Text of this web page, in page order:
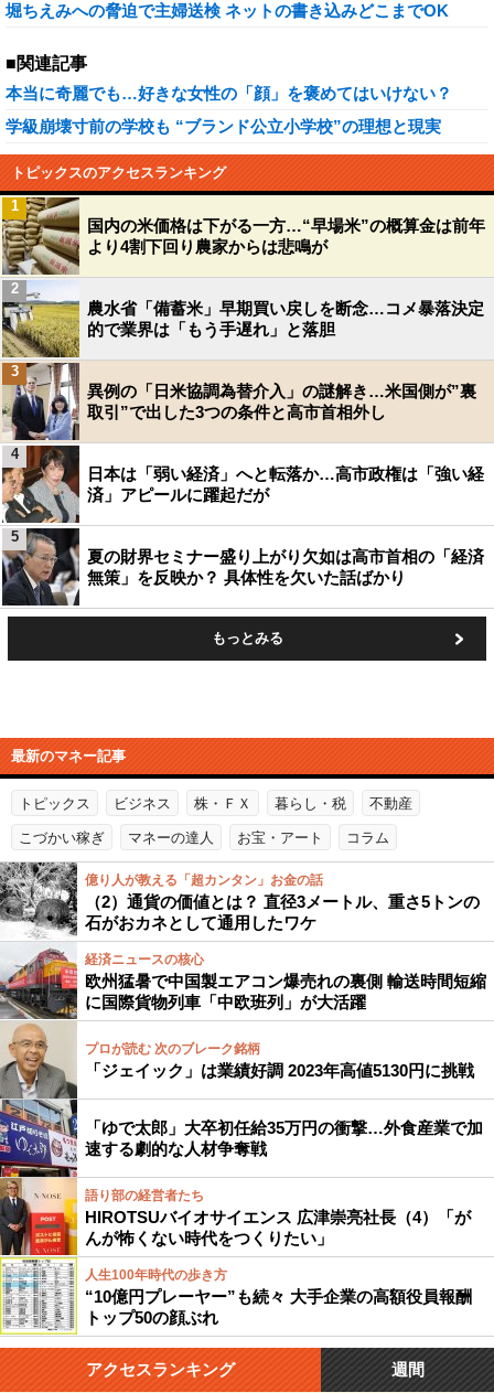
堀ちえみへの脅迫で主婦送検 ネットの書き込みどこまでOK
■関連記事
本当に奇麗でも…好きな女性の「顔」を褒めてはいけない？
学級崩壊寸前の学校も “ブランド公立小学校”の理想と現実
トピックスのアクセスランキング
国内の米価格は下がる一方…“早場米”の概算金は前年
より4割下回り農家からは悲鳴が
1
農水省「備蓄米」早期買い戻しを断念…コメ暴落決定
的で業界は「もう手遅れ」と落胆
2
異例の「日米協調為替介入」の謎解き…米国側が”裏
取引”で出した3つの条件と高市首相外し
3
日本は「弱い経済」へと転落か…高市政権は「強い経
済」アピールに躍起だが
4
夏の財界セミナー盛り上がり欠如は高市首相の「経済
無策」を反映か？ 具体性を欠いた話ばかり
5
もっとみる
最新のマネー記事
トピックス ビジネス 株・ＦＸ 暮らし・税 不動産
こづかい稼ぎ マネーの達人 お宝・アート コラム
億り人が教える「超カンタン」お金の話
（2）通貨の価値とは？ 直径3メートル、重さ5トンの
石がおカネとして通用したワケ
経済ニュースの核心
欧州猛暑で中国製エアコン爆売れの裏側 輸送時間短縮
に国際貨物列車「中欧班列」が大活躍
プロが読む 次のブレーク銘柄
「ジェイック」は業績好調 2023年高値5130円に挑戦
「ゆで太郎」大卒初任給35万円の衝撃…外食産業で加
速する劇的な人材争奪戦
語り部の経営者たち
HIROTSUバイオサイエンス 広津崇亮社長（4）「が
んが怖くない時代をつくりたい」
人生100年時代の歩き方
“10億円プレーヤー”も続々 大手企業の高額役員報酬
トップ50の顔ぶれ
アクセスランキング 週間